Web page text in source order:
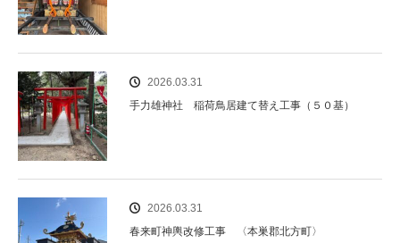
2026.03.31
手力雄神社 稲荷鳥居建て替え工事（５０基）
2026.03.31
春来町神輿改修工事 〈本巣郡北方町〉